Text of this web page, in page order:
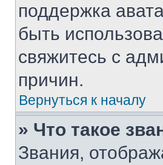
поддержка
быть
свяжитесь с
причин.
Вернуться к началу
» Что такое
Звания,